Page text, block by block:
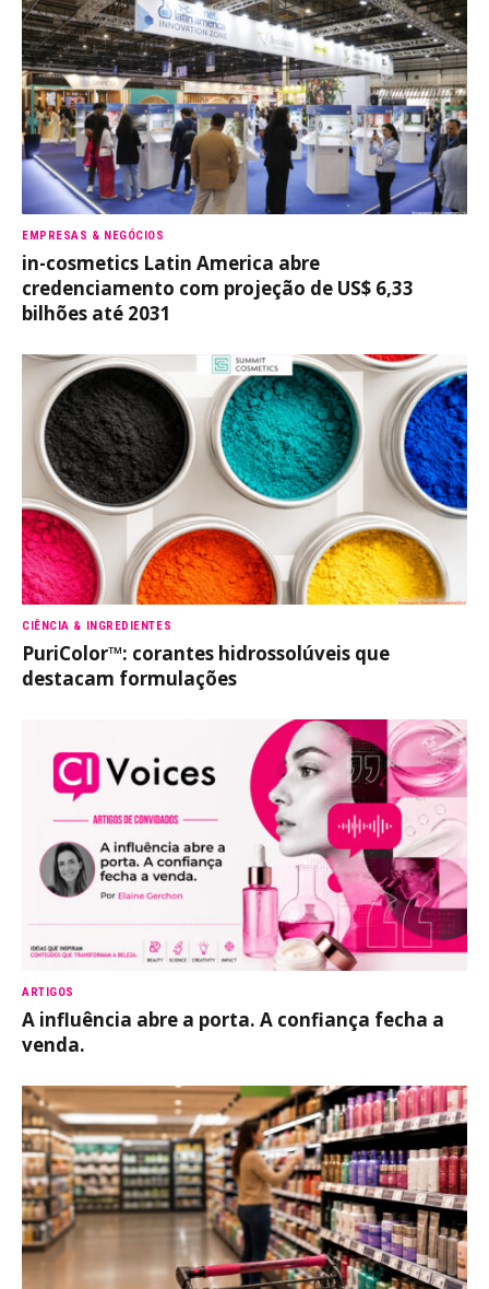
EMPRESAS & NEGÓCIOS
in-cosmetics Latin America abre
credenciamento com projeção de US$ 6,33
bilhões até 2031
CIÊNCIA & INGREDIENTES
PuriColor™: corantes hidrossolúveis que
destacam formulações
ARTIGOS
A influência abre a porta. A confiança fecha a
venda.